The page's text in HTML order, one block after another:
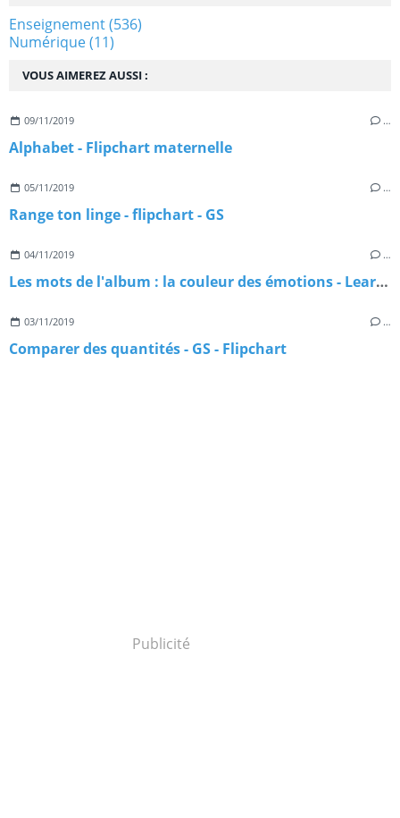
VOUS AIMEREZ AUSSI :
09/11/2019 …
Alphabet - Flipchart maternelle
05/11/2019 …
Range ton linge - flipchart - GS
04/11/2019 …
Les mots de l'album : la couleur des émotions - Learningapps
03/11/2019 …
Comparer des quantités - GS - Flipchart
Enseignement(536)
Numérique(11)
Publicité